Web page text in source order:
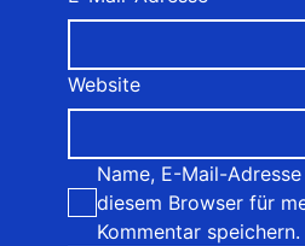
Website
Name, E-Mail-
diesem Browser für
Kommentar speichern.